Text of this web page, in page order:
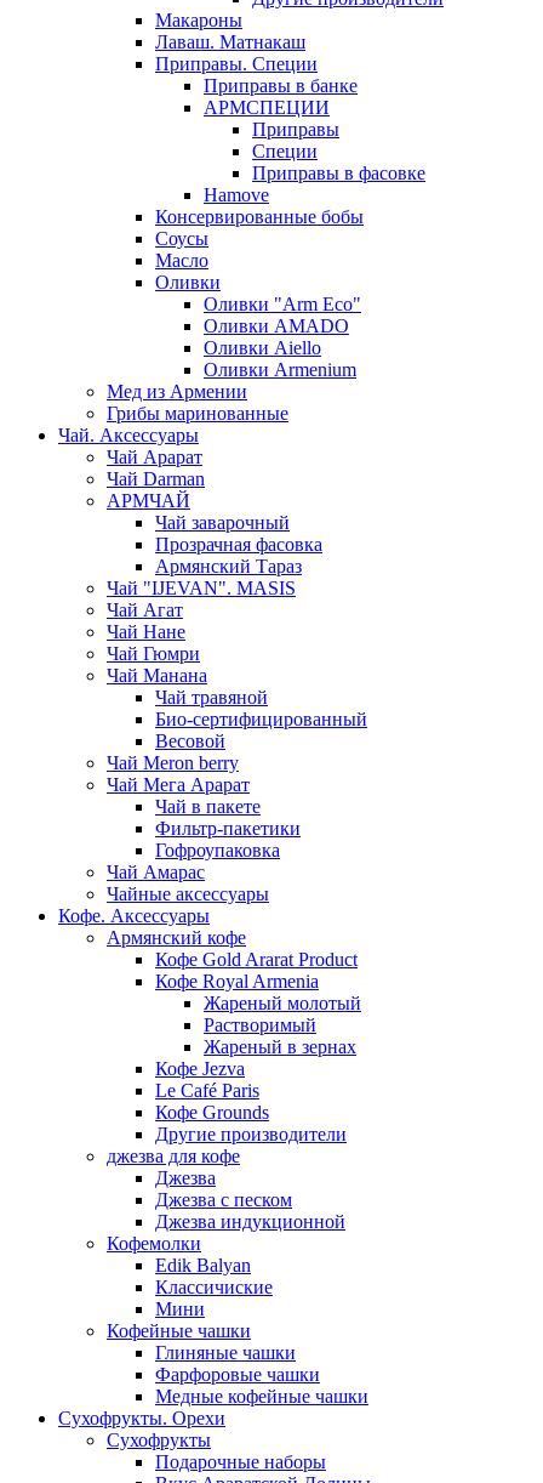
Макароны
Лаваш. Матнакаш
Приправы. Специи
Приправы в банке
АРМСПЕЦИИ
Приправы
Специи
Приправы в фасовке
Hamove
Консервированные бобы
Соусы
Масло
Оливки
Оливки "Arm Eco"
Оливки AMADO
Оливки Aiello
Оливки Armenium
Мед из Армении
Грибы маринованные
Чай. Аксессуары
Чай Арарат
Чай Darman
АРМЧАЙ
Чай заварочный
Прозрачная фасовка
Армянский Тараз
Чай "IJEVAN". MASIS
Чай Агат
Чай Нане
Чай Гюмри
Чай Манана
Чай травяной
Био-сертифицированный
Весовой
Чай Meron berry
Чай Мега Арарат
Чай в пакете
Фильтр-пакетики
Гофроупаковка
Чай Амарас
Чайные аксессуары
Кофе. Аксессуары
Армянский кофе
Кофе Gold Ararat Product
Кофе Royal Armenia
Жареный молотый
Растворимый
Жареный в зернах
Кофе Jezva
Le Café Paris
Кофе Grounds
Другие производители
джезва для кофе
Джезва
Джезва с песком
Джезва индукционной
Кофемолки
Edik Balyan
Классичиские
Мини
Кофейные чашки
Глиняные чашки
Фарфоровые чашки
Медные кофейные чашки
Сухофрукты. Орехи
Сухофрукты
Подарочные наборы